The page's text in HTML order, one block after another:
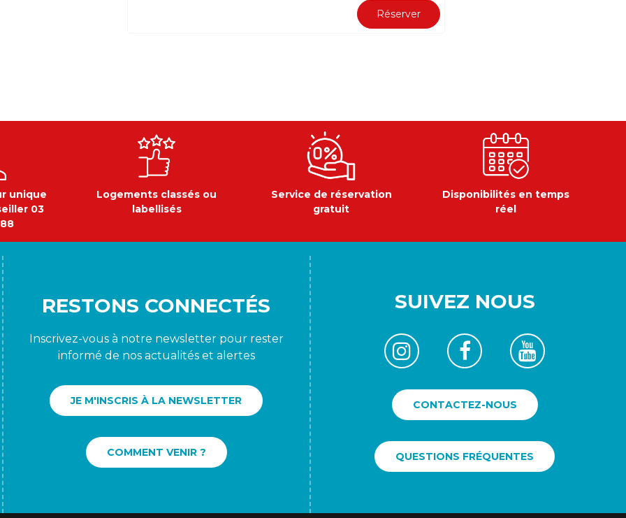
Réserver
unique
03
Logements classés ou
labellisés
Service de réservation
gratuit
Disponibilités en temps
réel
RESTONS CONNECTÉS
Inscrivez-vous à notre newsletter pour rester
informé de nos actualités et alertes
JE M'INSCRIS À LA NEWSLETTER
COMMENT VENIR ?
SUIVEZ NOUS
CONTACTEZ-NOUS
QUESTIONS FRÉQUENTES